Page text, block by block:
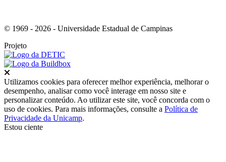
© 1969 - 2026 - Universidade Estadual de Campinas
Projeto
Utilizamos cookies para oferecer melhor experiência, melhorar o
desempenho, analisar como você interage em nosso site e
personalizar conteúdo. Ao utilizar este site, você concorda com o
uso de cookies. Para mais informações, consulte a Política de
Privacidade da Unicamp.
Estou ciente